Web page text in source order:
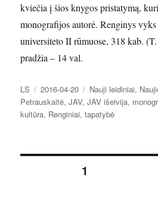
kviečia į šios knygos pristatymą,
monografijos autorė. Renginys
universiteto II rūmuose, 318 kab.
pradžia – 14 val.
Autorius
LS Paskelbta
2016-04-20 Kategorijos
Nauji leidiniai,
Petrauskaitė,JAV,JAV išeivija,
kultūra, Renginiai,tapatybė
1